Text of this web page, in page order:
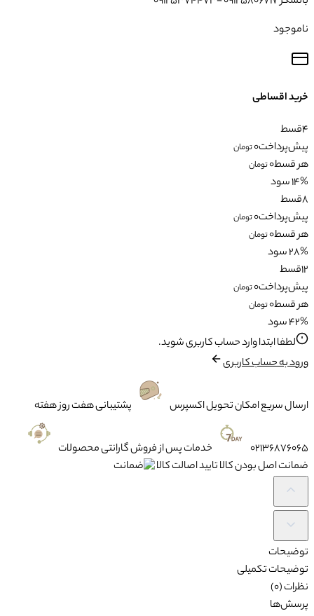
ناموجود
خرید اقساطی
4قسط
پیش‌پرداخت0تومان
هر قسط0تومان
14% سود
8قسط
پیش‌پرداخت0تومان
هر قسط0تومان
28% سود
12قسط
پیش‌پرداخت0تومان
هر قسط0تومان
42% سود
لطفا ابتدا وارد حساب کاربری شوید.
ورود به حساب کاربری
ارسال سریعامکان تحویل اکسپرس پشتیبانیهفت روز هفته
02136876065 خدمات پس از فروشگارانتی محصولات
ضمانتاصل بودن کالا تایید اصالت کالا
توضیحات
توضیحات تکمیلی
نظرات (0)
پرسش‌ها